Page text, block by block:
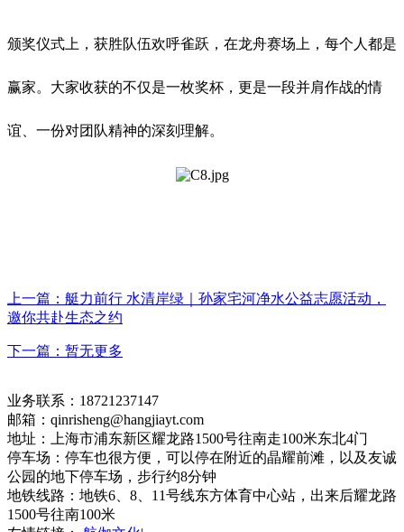
颁奖仪式上，获胜队伍欢呼雀跃，在龙舟赛场上，每个人都是
赢家。大家收获的不仅是一枚奖杯，更是一段并肩作战的情
谊、一份对团队精神的深刻理解。
上一篇：艇力前行 水清岸绿｜孙家宅河净水公益志愿活动，
邀你共赴生态之约
下一篇：暂无更多
业务联系：18721237147
邮箱：qinrisheng@hangjiayt.com
地址：上海市浦东新区耀龙路1500号往南走100米东北4门
停车场：停车也很方便，可以停在附近的晶耀前滩，以及友诚
公园的地下停车场，步行约8分钟
地铁线路：地铁6、8、11号线东方体育中心站，出来后耀龙路
1500号往南100米